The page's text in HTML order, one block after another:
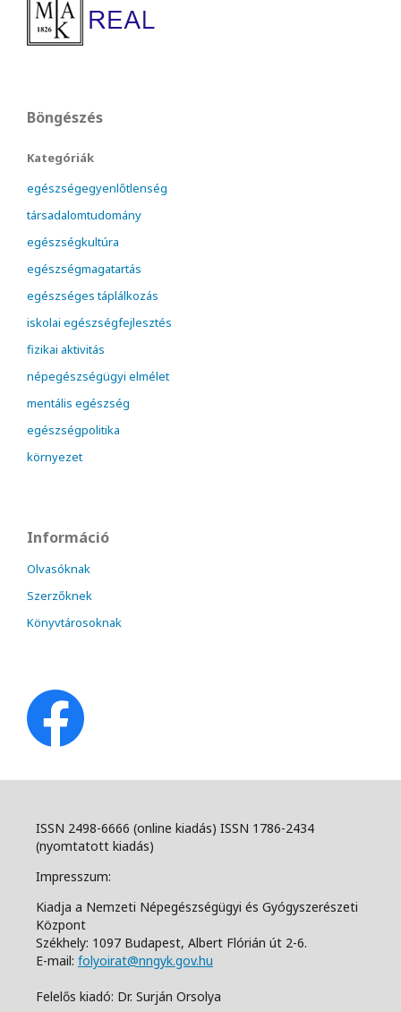
Böngészés
Kategóriák
egészségegyenlőtlenség
társadalomtudomány
egészségkultúra
egészségmagatartás
egészséges táplálkozás
iskolai egészségfejlesztés
fizikai aktivitás
népegészségügyi elmélet
mentális egészség
egészségpolitika
környezet
Információ
Olvasóknak
Szerzőknek
Könyvtárosoknak
ISSN 2498-6666 (online kiadás) ISSN 1786-2434
(nyomtatott kiadás)
Impresszum:
Kiadja a Nemzeti Népegészségügyi és Gyógyszerészeti
Központ
Székhely: 1097 Budapest, Albert Flórián út 2-6.
E-mail: folyoirat@nngyk.gov.hu
Felelős kiadó: Dr. Surján Orsolya